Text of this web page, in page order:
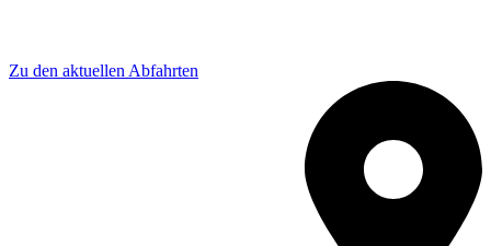
Zu den aktuellen Abfahrten